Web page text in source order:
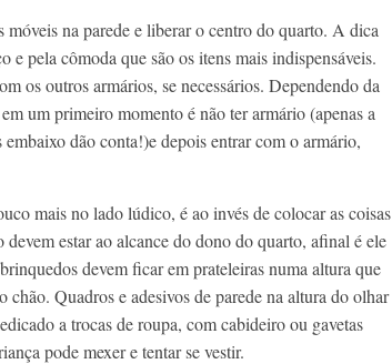
na parede e liberar o centro do quarto. A dica
e pela cômoda que são os itens mais indispensáveis.
os outros armários, se necessários. Dependendo da
um primeiro momento é não ter armário (apenas a
dão conta!)e depois entrar com o armário,
mais no lado lúdico, é ao invés de colocar as coisas
estar ao alcance do dono do quarto, afinal é ele
devem ficar em prateleiras numa altura que
chão. Quadros e adesivos de parede na altura do olhar
a trocas de roupa, com cabideiro ou gavetas
pode mexer e tentar se vestir.